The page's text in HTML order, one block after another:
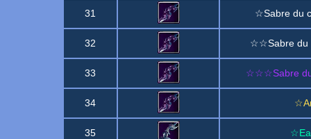
31 ☆Sabre du
32 ☆☆Sabre du
33 ☆☆☆Sabre du
34
35